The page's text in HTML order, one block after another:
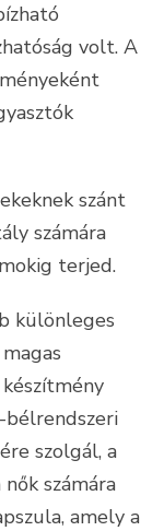
volt. A
szánt
számára
terjed.
különleges
szolgál, a
számára
amely a